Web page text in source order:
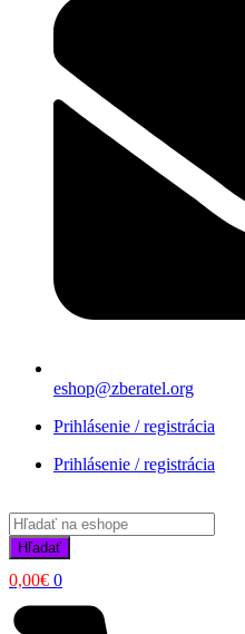
eshop@zberatel.org
Prihlásenie / registrácia
Prihlásenie / registrácia
Products
search
Hľadať
0,00€ 0